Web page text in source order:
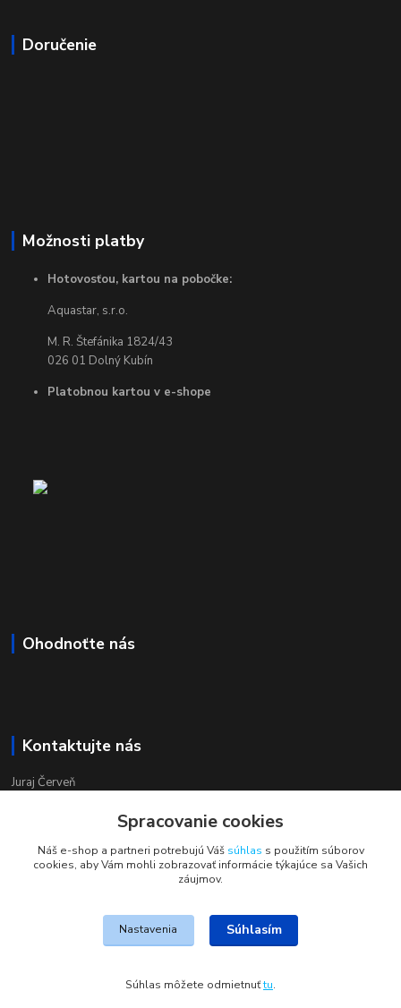
Doručenie
Možnosti platby
Hotovosťou, kartou na pobočke:
Aquastar, s.r.o.
M. R. Štefánika 1824/43
026 01 Dolný Kubín
Platobnou kartou v e-shope
Ohodnoťte nás
Kontaktujte nás
Juraj Červeň
pondelok-piatok 8:00 - 16:00
obchod@aquastar.sk
JohnS
Spracovanie cookies
Náš e-shop a partneri potrebujú Váš súhlas s použitím súborov
cookies, aby Vám mohli zobrazovať informácie týkajúce sa Vašich
záujmov.
Nastavenia Súhlasím
Súhlas môžete odmietnuťtu.